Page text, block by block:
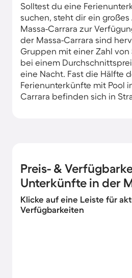
Solltest du eine
suchen, steht dir ein
Massa-Carrara zur
der Massa-Carrara sind
Gruppen mit einer Zahl von
bei einem
eine Nacht. Fast die Hälfte
Ferienunterkünfte mit Pool
Carrara befinden sich in
Preis- &
Unterkünfte in der
Klicke auf eine Leiste für
Verfügbarkeiten